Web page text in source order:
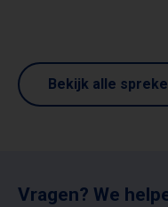
Bekijk alle
Vragen? We